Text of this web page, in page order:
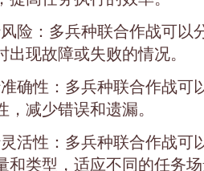
险：多兵种联合作战可以
现故障或失败的情况。
确性：多兵种联合作战可
减少错误和遗漏。
活性：多兵种联合作战可
和类型，适应不同的任务